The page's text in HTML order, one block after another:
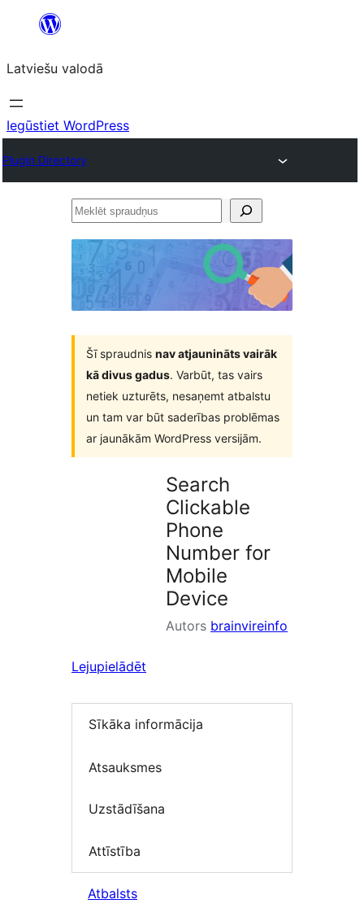
Pāriet
saturu
Latviešu valodā
Iegūstiet WordPress
Plugin Directory
Meklēt
Šī spraudnis nav atjaunināts vairāk
kā divus gadus. Varbūt, tas vairs
netiek uzturēts, nesaņemt atbalstu
un tam var būt saderības problēmas
ar jaunākām WordPress versijām.
Search
Clickable
Phone
Number for
Mobile
Device
Autors brainvireinfo
Lejupielādēt
Sīkāka informācija
Atsauksmes
Uzstādīšana
Attīstība
Atbalsts